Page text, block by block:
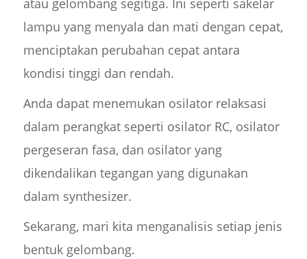
atau gelombang segitiga. Ini seperti sakelar
lampu yang menyala dan mati dengan cepat,
menciptakan perubahan cepat antara
kondisi tinggi dan rendah.
Anda dapat menemukan osilator relaksasi
dalam perangkat seperti osilator RC, osilator
pergeseran fasa, dan osilator yang
dikendalikan tegangan yang digunakan
dalam synthesizer.
Sekarang, mari kita menganalisis setiap jenis
bentuk gelombang.